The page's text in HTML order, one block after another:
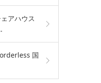
アハウス
国